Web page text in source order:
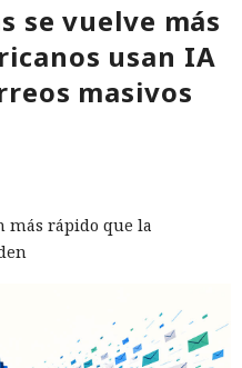
se vuelve más
usan IA
masivos
más rápido que la